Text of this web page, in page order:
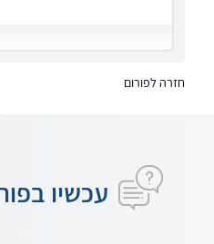
חזרה לפורום
עכשיו